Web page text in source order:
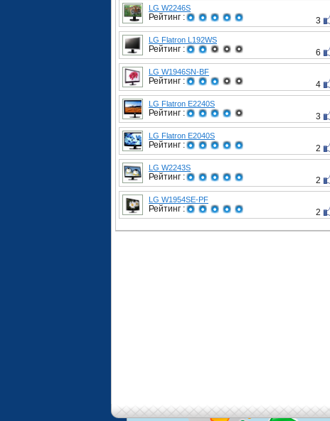
LG W2246S
Рейтинг : 3
LG Flatron L192WS
Рейтинг : 6
LG W1946SN-BF
Рейтинг : 4
LG Flatron E2240S
Рейтинг : 3
LG Flatron E2040S
Рейтинг : 2
LG W2243S
Рейтинг : 2
LG W1954SE-PF
Рейтинг : 2